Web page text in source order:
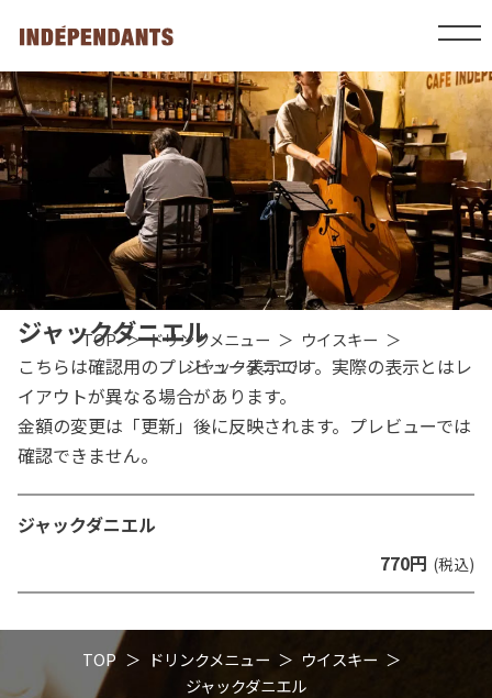
TOP ドリンクメニュー
ウイスキー
ジャックダニエル
ジャックダニエル
こちらは確認用のプレビュー表示です。実際の表示とはレ
イアウトが異なる場合があります。
金額の変更は「更新」後に反映されます。プレビューでは
確認できません。
ジャックダニエル
770円 (税込)
TOP ドリンクメニュー
ウイスキー
ジャックダニエル